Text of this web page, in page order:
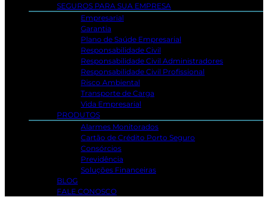
SEGUROS PARA SUA EMPRESA
Empresarial
Garantia
Plano de Saúde Empresarial
Responsabilidade Civil
Responsabilidade Civil Administradores
Responsabilidade Civil Profissional
Risco Ambiental
Transporte de Carga
Vida Empresarial
PRODUTOS
Alarmes Monitorados
Cartão de Crédito Porto Seguro
Consórcios
Previdência
Soluções Financeiras
BLOG
FALE CONOSCO